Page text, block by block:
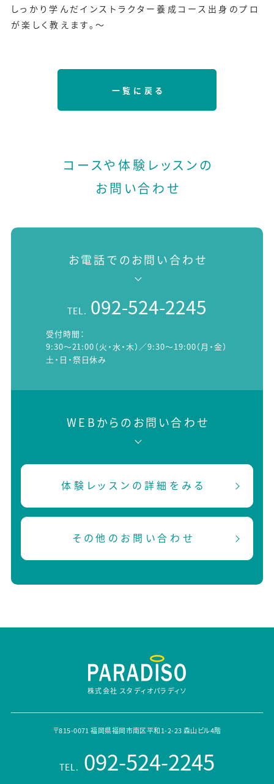
しっかり学んだインストラクター養成コース出身のプロ
が楽しく教えます。～
一覧に戻る
コースや体験レッスンの
お問い合わせ
お電話でのお問い合わせ
TEL. 092-524-2245
受付時間：
9:30～21:00（火・水・木）／9:30～19:00（月・金）
土・日・祭日休み
WEBからのお問い合わせ
体験レッスンの詳細をみる
その他のお問い合わせ
株式会社 スタディオパラディソ
〒815-0071 福岡県福岡市南区平和1-2-23 森山ビル4階
TEL. 092-524-2245